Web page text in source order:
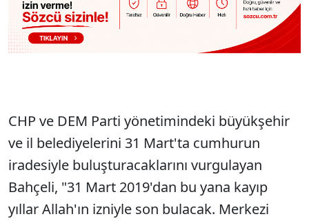
CHP ve DEM Parti yönetimindeki büyükşehir
ve il belediyelerini 31 Mart'ta cumhurun
iradesiyle buluşturacaklarını vurgulayan
Bahçeli, "31 Mart 2019'dan bu yana kayıp
yıllar Allah'ın izniyle son bulacak. Merkezi